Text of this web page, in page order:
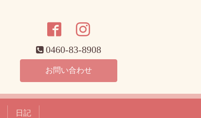
0460-83-8908
お問い合わせ
日記